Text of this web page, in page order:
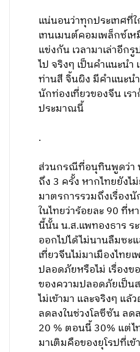
แน่นอนว่าทุกประเทศที่
เทนเมนต์คอมเพล็กซ์เ
แข่งกัน เวลามาเล่าอีก
ไป จริงๆ เป็นคำแนะน
ท่านสี จิ้นผิง มีคำแนะนำ
นักท่องเที่ยวของจีน เ
ประมาณนี้
.
ส่วนกรณีที่อนุทินพูดว่า
ถึง 3 ครั้ง หากไทยยัง
มาตรการรวมถึงเรื่องนั
ในไทยว่าร้อยละ 90 ที่ห
นี้นั้น น.ส.แพทองธาร ร
ออกไปได้ไม่นานลืมซะ
เที่ยวจีนไม่มาเมืองไทยเ
ปลอดภัยหรือไม่ เรื่องข
ของความปลอดภัยเป็น
ไม่เข้ามา และจริงๆ แล้
ลดลงในช่วงโลซีซัน ลด
20 % ตอนนี้ 30% แต่ไ
มาเติมคือของยุโรปที่เ